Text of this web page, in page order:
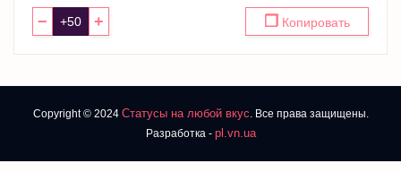
− + ❐ Копировать
Copyright © 2024 Статусы на любой вкус. Все права защищены.
Разработка - pl.vn.ua